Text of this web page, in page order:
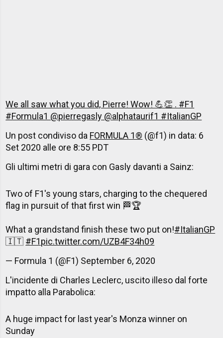
We all saw what you did, Pierre! Wow! 💪👏 . #F1
#Formula1 @pierregasly @alphataurif1 #ItalianGP
Un post condiviso da FORMULA 1® (@f1) in data: 6
Set 2020 alle ore 8:55 PDT
Gli ultimi metri di gara con Gasly davanti a Sainz:
Two of F1's young stars, charging to the chequered
flag in pursuit of that first win 🏁🏆
What a grandstand finish these two put on!#ItalianGP
🇮🇹 #F1pic.twitter.com/UZB4F34h09
— Formula 1 (@F1) September 6, 2020
L'incidente di Charles Leclerc, uscito illeso dal forte
impatto alla Parabolica:
A huge impact for last year's Monza winner on
Sunday